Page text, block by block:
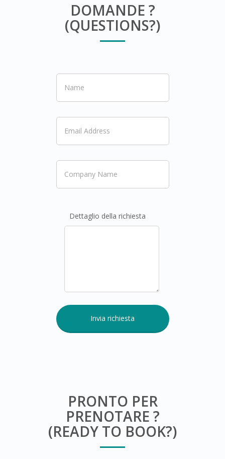
DOMANDE ?
(QUESTIONS?)
Dettaglio della richiesta
PRONTO PER
PRENOTARE ?
(READY TO BOOK?)